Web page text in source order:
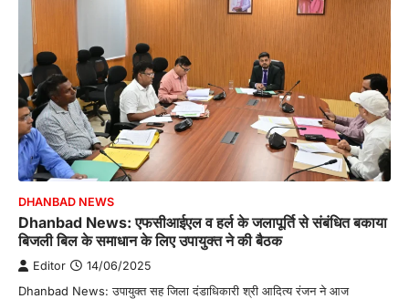
DHANBAD NEWS
Dhanbad News: एफसीआईएल व हर्ल के जलापूर्ति से संबंधित बकाया
बिजली बिल के समाधान के लिए उपायुक्त ने की बैठक
Editor 14/06/2025
Dhanbad News: उपायुक्त सह जिला दंडाधिकारी श्री आदित्य रंजन ने आज